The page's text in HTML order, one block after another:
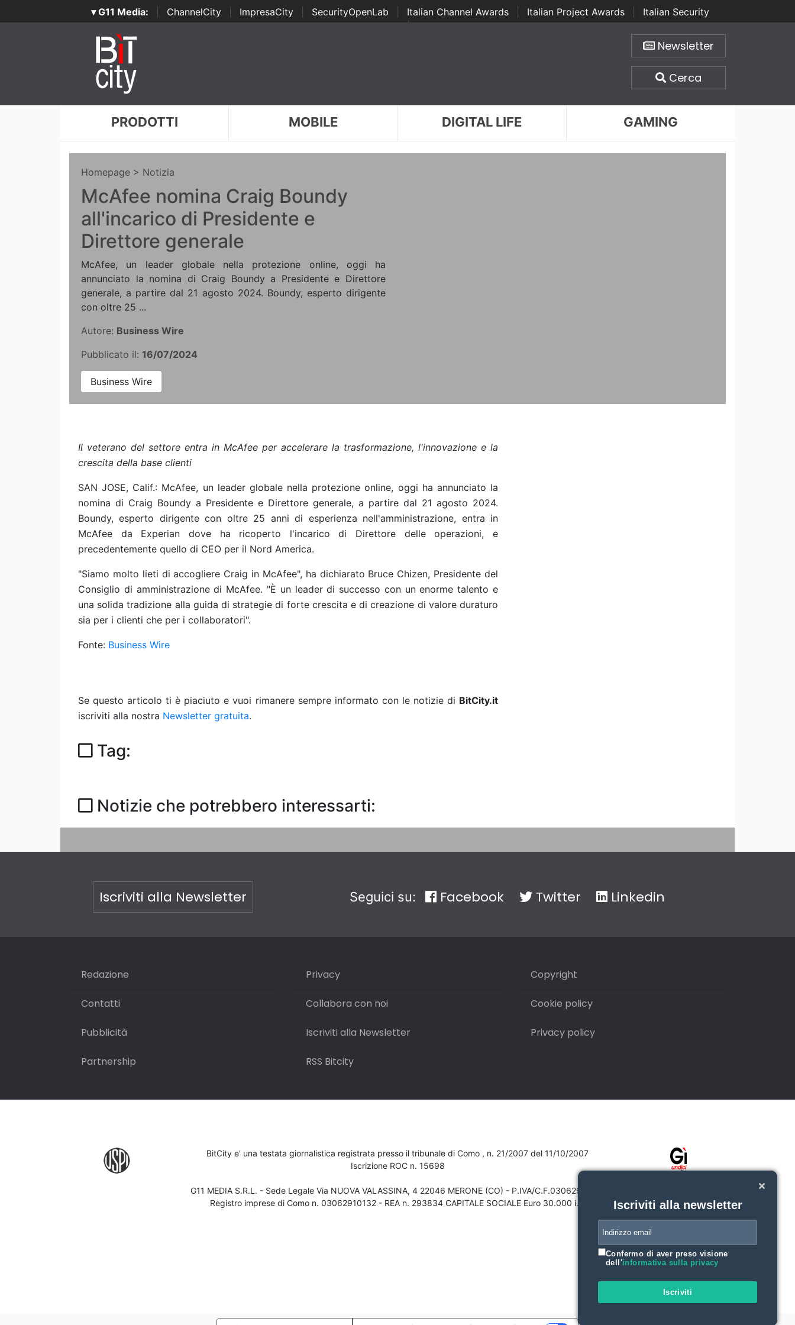
▾ G11 Media: ChannelCity ImpresaCity SecurityOpenLab Italian Channel Awards Italian Project Awards
Italian Security
Awards | ...
Newsletter
Cerca
PRODOTTI MOBILE DIGITAL LIFE GAMING
Homepage > Notizia
McAfee nomina Craig Boundy
all'incarico di Presidente e
Direttore generale
McAfee, un leader globale nella protezione online, oggi ha
annunciato la nomina di Craig Boundy a Presidente e Direttore
generale, a partire dal 21 agosto 2024. Boundy, esperto dirigente
con oltre 25 ...
Autore: Business Wire
Pubblicato il: 16/07/2024
Business Wire
Il veterano del settore entra in McAfee per accelerare la trasformazione, l'innovazione e la
crescita della base clienti
SAN JOSE, Calif.: McAfee, un leader globale nella protezione online, oggi ha annunciato la
nomina di Craig Boundy a Presidente e Direttore generale, a partire dal 21 agosto 2024.
Boundy, esperto dirigente con oltre 25 anni di esperienza nell'amministrazione, entra in
McAfee da Experian dove ha ricoperto l'incarico di Direttore delle operazioni, e
precedentemente quello di CEO per il Nord America.
"Siamo molto lieti di accogliere Craig in McAfee", ha dichiarato Bruce Chizen, Presidente del
Consiglio di amministrazione di McAfee. "È un leader di successo con un enorme talento e
una solida tradizione alla guida di strategie di forte crescita e di creazione di valore duraturo
sia per i clienti che per i collaboratori".
Fonte: Business Wire
Se questo articolo ti è piaciuto e vuoi rimanere sempre informato con le notizie di BitCity.it
iscriviti alla nostra Newsletter gratuita.
Tag:
Notizie che potrebbero interessarti:
Iscriviti alla Newsletter Seguici su: Facebook Twitter Linkedin
Redazione
Contatti
Pubblicità
Partnership
Privacy
Collabora con noi
Iscriviti alla Newsletter
RSS Bitcity
Copyright
Cookie policy
Privacy policy
BitCity e' una testata giornalistica registrata presso il tribunale di Como , n. 21/2007 del 11/10/2007
Iscrizione ROC n. 15698
G11 MEDIA S.R.L. - Sede Legale Via NUOVA VALASSINA, 4 22046 MERONE (CO) - P.IVA/C.F.03062910132
Registro imprese di Como n. 03062910132 - REA n. 293834 CAPITALE SOCIALE Euro 30.000 i.v.
Iscriviti alla newsletter
Confermo di aver preso visione
dell'informativa sulla privacy
Iscriviti